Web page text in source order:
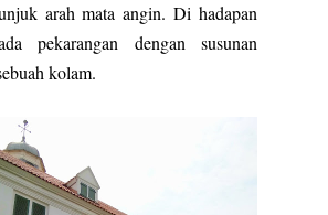
arah mata angin. Di hadapan
pekarangan dengan susunan
kolam.